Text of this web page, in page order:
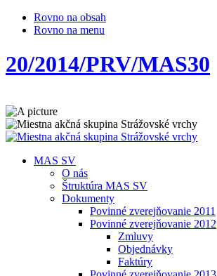
Rovno na obsah
Rovno na menu
20/2014/PRV/MAS30
MAS SV
O nás
Štruktúra MAS SV
Dokumenty
Povinné zverejňovanie 2011
Povinné zverejňovanie 2012
Zmluvy
Objednávky
Faktúry